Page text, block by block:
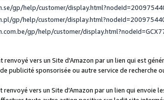
gp/help/customer/
gp/help/customer/
gp/help/customer/
vers un Site d'Amazon par un lien qui est
publicité sponsorisée ou autre service de recherche
vers un Site d'Amazon par un lien qui envoie